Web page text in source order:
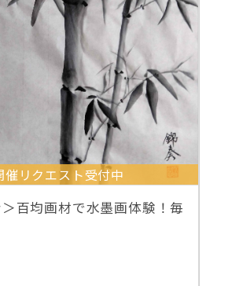
催リクエスト受付中
百均画材で水墨画体験！毎